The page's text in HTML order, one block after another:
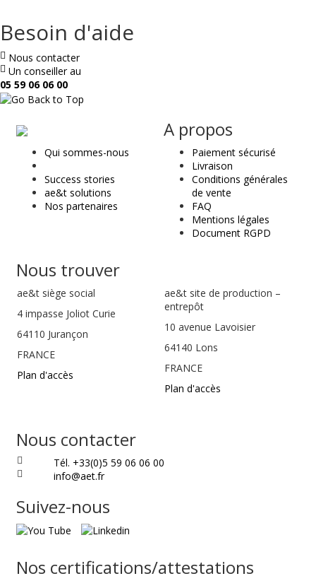
Besoin d'aide
Nous contacter
Un conseiller au
05 59 06 06 00
ae
&
t
Qui sommes-nous
Success stories
ae&t solutions
Nos partenaires
A propos
Paiement sécurisé
Livraison
Conditions générales
de vente
FAQ
Mentions légales
Document RGPD
Nous trouver
ae&t siège social
4 impasse Joliot Curie
64110 Jurançon
FRANCE
Plan d'accès
ae&t site de production –
entrepôt
10 avenue Lavoisier
64140 Lons
FRANCE
Plan d'accès
Nous contacter
Tél. +33(0)5 59 06 06 00
info@aet.fr
Suivez-nous
Nos certifications/attestations